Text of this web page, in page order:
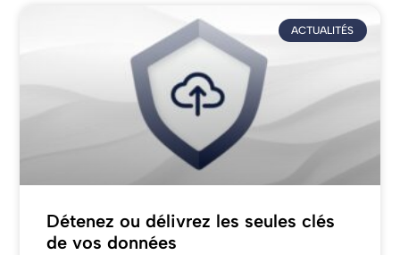
ACTUALITÉS
Détenez ou délivrez les seules clés
de vos données